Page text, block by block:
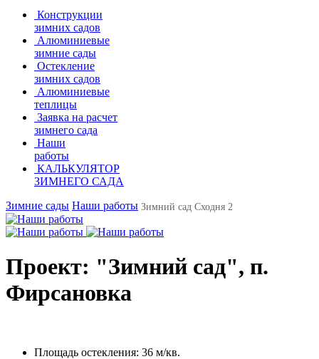
Конструкции
зимних садов
Алюминиевые
зимние сады
Остекление
зимних садов
Алюминиевые
теплицы
Заявка на расчет
зимнего сада
Наши
работы
КАЛЬКУЛЯТОР
ЗИМНЕГО САДА
Зимние сады Наши работы Зимний сад Сходня 2
Проект: "Зимний сад", п.
Фирсановка
Площадь остекления: 36 м/кв.